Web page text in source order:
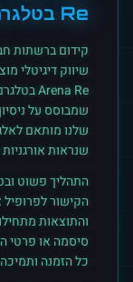
Re ב
קידום ברשתות
שיווק דיגיטלי
Arena Reב
שמבוסס על
שלנו מותאם
שנראות
התהליך פשוט
הקישור
והתוצאות
סיסמה או פרטי
כל הזמנה